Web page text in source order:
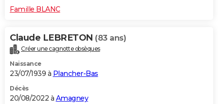
Famille BLANC
Claude LEBRETON (83 ans)
Créer une cagnotte obsèques
Naissance
23/07/1939 à Plancher-Bas
Décès
20/08/2022 à Amagney